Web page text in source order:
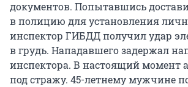
документов. Попытавшись
в полицию для установления
инспектор ГИБДД получил удар
в грудь. Нападавшего задержал
инспектора. В настоящий момент
под стражу. 45-летнему мужчине